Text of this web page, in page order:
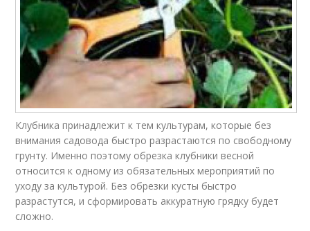
Клубника принадлежит к тем культурам, которые без
внимания садовода быстро разрастаются по свободному
грунту. Именно поэтому обрезка клубники весной
относится к одному из обязательных мероприятий по
уходу за культурой. Без обрезки кусты быстро
разрастутся, и сформировать аккуратную грядку будет
сложно.